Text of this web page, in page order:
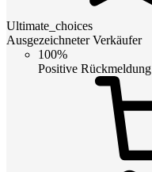
Ultimate_choices
Ausgezeichneter Verkäufer
100%
Positive Rückmeldung